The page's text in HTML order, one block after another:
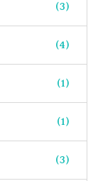
(3)
(4)
(1)
(1)
(3)